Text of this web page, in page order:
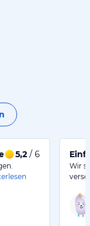
Pool top!
5,2 / 6
Wir